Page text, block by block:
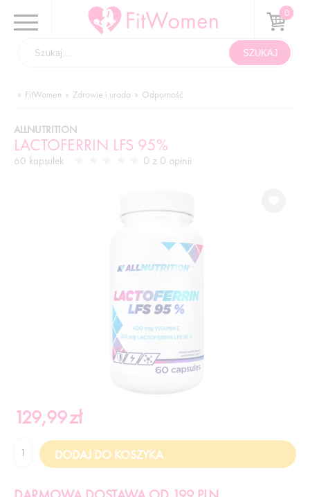
FitWomen Zdrowie i uroda Odporność
LACTOFERRIN LFS 95%
ALLNUTRITION
60 kapsułek 0 z 0 opinii
129,99zł